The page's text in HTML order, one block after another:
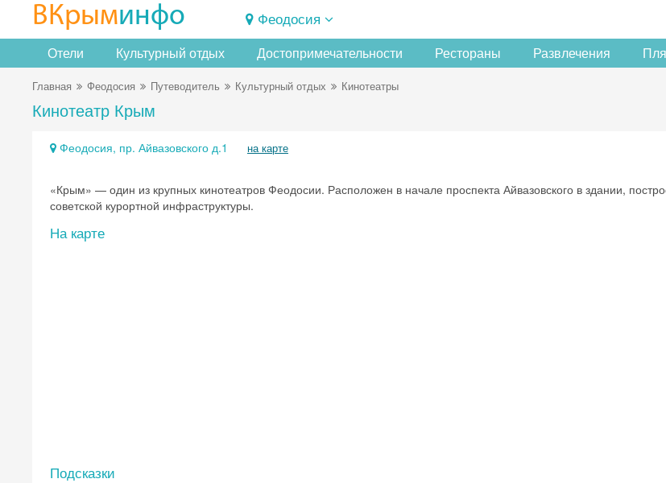
ВКрыминфо Феодосия
Отели Культурный отдых Достопримечательности Рестораны Развлечения
Главная Феодосия Путеводитель Культурный отдых Кинотеатры
Кинотеатр Крым
Феодосия, пр. Айвазовского д.1 на карте
«Крым» — один из крупных кинотеатров Феодосии. Расположен в начале проспекта Айвазовского в здании,
советской курортной инфраструктуры.
На карте
Подсказки